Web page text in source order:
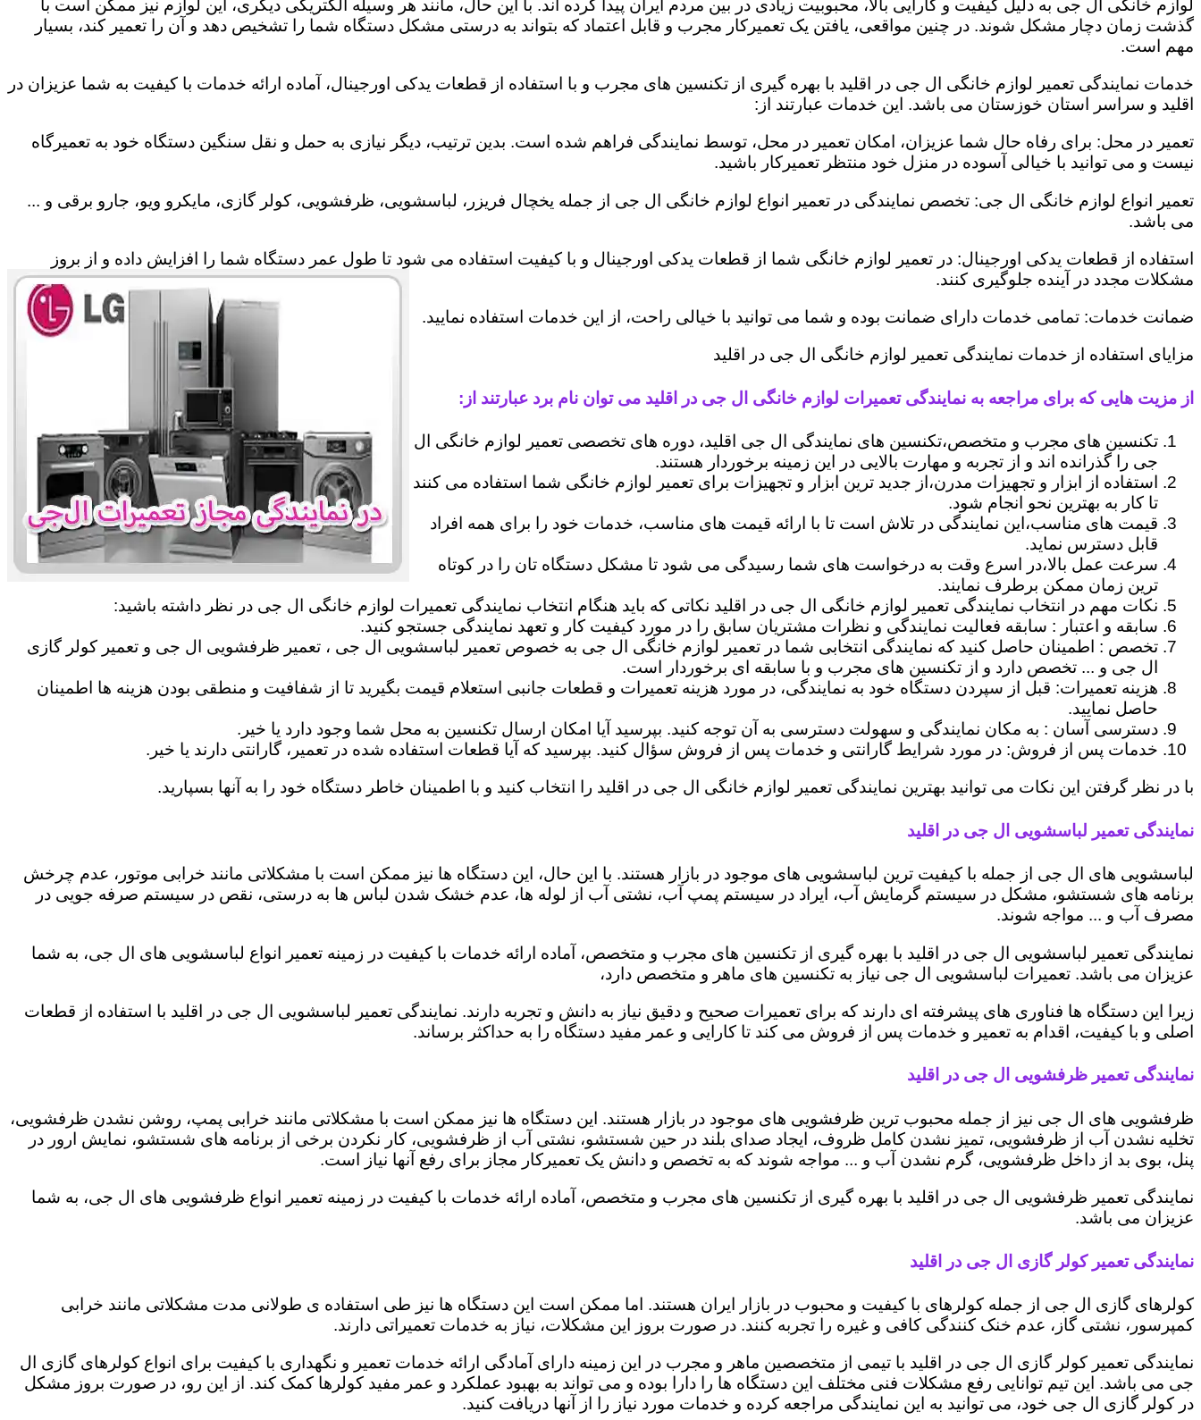
لوازم خانگی ال جی به دلیل کیفیت و کارایی بالا، محبوبیت زیادی در بین مردم ایران پیدا کرده اند. با این حال، مانند هر وسیله الکتریکی دیگری، این لوازم نیز ممکن است با
گذشت زمان دچار مشکل شوند. در چنین مواقعی، یافتن یک تعمیرکار مجرب و قابل اعتماد که بتواند به درستی مشکل دستگاه شما را تشخیص دهد و آن را تعمیر کند، بسیار
مهم است.
خدمات نمایندگی تعمیر لوازم خانگی ال جی در اقلید با بهره گیری از تکنسین های مجرب و با استفاده از قطعات یدکی اورجینال، آماده ارائه خدمات با کیفیت به شما عزیزان در
اقلید و سراسر استان خوزستان می باشد. این خدمات عبارتند از:
تعمیر در محل: برای رفاه حال شما عزیزان، امکان تعمیر در محل، توسط نمایندگی فراهم شده است. بدین ترتیب، دیگر نیازی به حمل و نقل سنگین دستگاه خود به تعمیرگاه
نیست و می توانید با خیالی آسوده در منزل خود منتظر تعمیرکار باشید.
تعمیر انواع لوازم خانگی ال جی: تخصص نمایندگی در تعمیر انواع لوازم خانگی ال جی از جمله یخچال فریزر، لباسشویی، ظرفشویی، کولر گازی، مایکرو ویو، جارو برقی و ...
می باشد.
استفاده از قطعات یدکی اورجینال: در تعمیر لوازم خانگی شما از قطعات یدکی اورجینال و با کیفیت استفاده می شود تا طول عمر دستگاه شما را افزایش داده و از بروز
مشکلات مجدد در آینده جلوگیری کنند.
ضمانت خدمات: تمامی خدمات دارای ضمانت بوده و شما می توانید با خیالی راحت، از این خدمات استفاده نمایید.
مزایای استفاده از خدمات نمایندگی تعمیر لوازم خانگی ال جی در اقلید
از مزیت هایی که برای مراجعه به نمایندگی تعمیرات لوازم خانگی ال جی در اقلید می توان نام برد عبارتند از:
تکنسین های مجرب و متخصص،تکنسین های نمایندگی ال جی اقلید، دوره های تخصصی تعمیر لوازم خانگی ال
جی را گذرانده اند و از تجربه و مهارت بالایی در این زمینه برخوردار هستند.
استفاده از ابزار و تجهیزات مدرن،از جدید ترین ابزار و تجهیزات برای تعمیر لوازم خانگی شما استفاده می کنند
تا کار به بهترین نحو انجام شود.
قیمت های مناسب،این نمایندگی در تلاش است تا با ارائه قیمت های مناسب، خدمات خود را برای همه افراد
قابل دسترس نماید.
سرعت عمل بالا،در اسرع وقت به درخواست های شما رسیدگی می شود تا مشکل دستگاه تان را در کوتاه
ترین زمان ممکن برطرف نمایند.
نکات مهم در انتخاب نمایندگی تعمیر لوازم خانگی ال جی در اقلید نکاتی که باید هنگام انتخاب نمایندگی تعمیرات لوازم خانگی ال جی در نظر داشته باشید:
سابقه و اعتبار : سابقه فعالیت نمایندگی و نظرات مشتریان سابق را در مورد کیفیت کار و تعهد نمایندگی جستجو کنید.
تخصص : اطمینان حاصل کنید که نمایندگی انتخابی شما در تعمیر لوازم خانگی ال جی به خصوص تعمیر لباسشویی ال جی ، تعمیر ظرفشویی ال جی و تعمیر کولر گازی
ال جی و ... تخصص دارد و از تکنسین های مجرب و با سابقه ای برخوردار است.
هزینه تعمیرات: قبل از سپردن دستگاه خود به نمایندگی، در مورد هزینه تعمیرات و قطعات جانبی استعلام قیمت بگیرید تا از شفافیت و منطقی بودن هزینه ها اطمینان
حاصل نمایید.
دسترسی آسان : به مکان نمایندگی و سهولت دسترسی به آن توجه کنید. بپرسید آیا امکان ارسال تکنسین به محل شما وجود دارد یا خیر.
خدمات پس از فروش: در مورد شرایط گارانتی و خدمات پس از فروش سؤال کنید. بپرسید که آیا قطعات استفاده شده در تعمیر، گارانتی دارند یا خیر.
با در نظر گرفتن این نکات می توانید بهترین نمایندگی تعمیر لوازم خانگی ال جی در اقلید را انتخاب کنید و با اطمینان خاطر دستگاه خود را به آنها بسپارید.
نمایندگی تعمیر لباسشویی ال جی در اقلید
لباسشویی های ال جی از جمله با کیفیت ترین لباسشویی های موجود در بازار هستند. با این حال، این دستگاه ها نیز ممکن است با مشکلاتی مانند خرابی موتور، عدم چرخش
برنامه های شستشو، مشکل در سیستم گرمایش آب، ایراد در سیستم پمپ آب، نشتی آب از لوله ها، عدم خشک شدن لباس ها به درستی، نقص در سیستم صرفه جویی در
مصرف آب و ... مواجه شوند.
نمایندگی تعمیر لباسشویی ال جی در اقلید با بهره گیری از تکنسین های مجرب و متخصص، آماده ارائه خدمات با کیفیت در زمینه تعمیر انواع لباسشویی های ال جی، به شما
عزیزان می باشد. تعمیرات لباسشویی ال جی نیاز به تکنسین های ماهر و متخصص دارد،
زیرا این دستگاه ها فناوری های پیشرفته ای دارند که برای تعمیرات صحیح و دقیق نیاز به دانش و تجربه دارند. نمایندگی تعمیر لباسشویی ال جی در اقلید با استفاده از قطعات
اصلی و با کیفیت، اقدام به تعمیر و خدمات پس از فروش می کند تا کارایی و عمر مفید دستگاه را به حداکثر برساند.
نمایندگی تعمیر ظرفشویی ال جی در اقلید
ظرفشویی های ال جی نیز از جمله محبوب ترین ظرفشویی های موجود در بازار هستند. این دستگاه ها نیز ممکن است با مشکلاتی مانند خرابی پمپ، روشن نشدن ظرفشویی،
تخلیه نشدن آب از ظرفشویی، تمیز نشدن کامل ظروف، ایجاد صدای بلند در حین شستشو، نشتی آب از ظرفشویی، کار نکردن برخی از برنامه های شستشو، نمایش ارور در
پنل، بوی بد از داخل ظرفشویی، گرم نشدن آب و ... مواجه شوند که به تخصص و دانش یک تعمیرکار مجاز برای رفع آنها نیاز است.
نمایندگی تعمیر ظرفشویی ال جی در اقلید با بهره گیری از تکنسین های مجرب و متخصص، آماده ارائه خدمات با کیفیت در زمینه تعمیر انواع ظرفشویی های ال جی، به شما
عزیزان می باشد.
نمایندگی تعمیر کولر گازی ال جی در اقلید
کولرهای گازی ال جی از جمله کولرهای با کیفیت و محبوب در بازار ایران هستند. اما ممکن است این دستگاه ها نیز طی استفاده ی طولانی مدت مشکلاتی مانند خرابی
کمپرسور، نشتی گاز، عدم خنک کنندگی کافی و غیره را تجربه کنند. در صورت بروز این مشکلات، نیاز به خدمات تعمیراتی دارند.
نمایندگی تعمیر کولر گازی ال جی در اقلید با تیمی از متخصصین ماهر و مجرب در این زمینه دارای آمادگی ارائه خدمات تعمیر و نگهداری با کیفیت برای انواع کولرهای گازی ال
جی می باشد. این تیم توانایی رفع مشکلات فنی مختلف این دستگاه ها را دارا بوده و می تواند به بهبود عملکرد و عمر مفید کولرها کمک کند. از این رو، در صورت بروز مشکل
در کولر گازی ال جی خود، می توانید به این نمایندگی مراجعه کرده و خدمات مورد نیاز را از آنها دریافت کنید.